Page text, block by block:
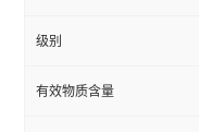
级别
有效物质含量